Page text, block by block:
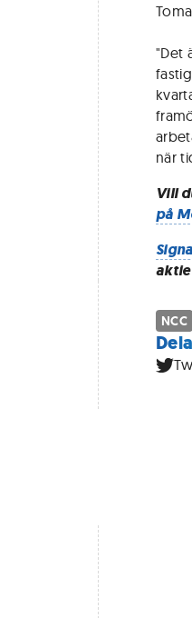
"Det
när
Vill
på
NCC